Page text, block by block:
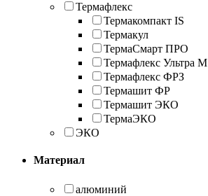
Термафлекс
Термакомпакт IS
Термакул
ТермаСмарт ПРО
Термафлекс Ультра М
Термафлекс ФРЗ
Термашит ФР
Термашит ЭКО
ТермаЭКО
ЭКО
Материал
алюминий